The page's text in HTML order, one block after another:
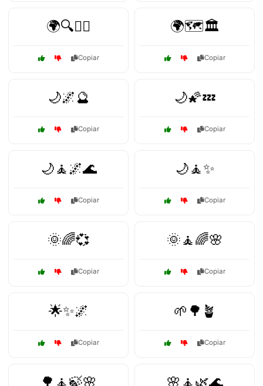
🌍🔍🧘‍♂️
Copiar
🌍🗺️🏛️
Copiar
🌙🌌🔮
Copiar
🌙🌠💤
Copiar
🌙🧘🌌🌊
Copiar
🌙🧘✨
Copiar
🌞🌈💞
Copiar
🌞🧘🌈🌸
Copiar
🌟✨🌌
Copiar
🌱🌳🪴
Copiar
🌳🧘🍃🌸 🌸🧘🌿🌊